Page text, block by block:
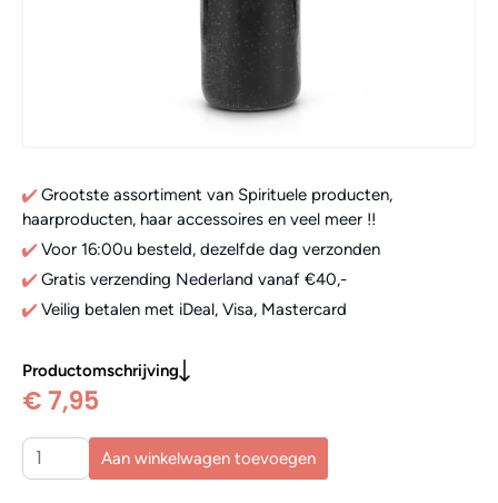
Grootste assortiment van Spirituele producten,
haarproducten, haar accessoires en veel meer !!
Voor 16:00u besteld, dezelfde dag verzonden
Gratis verzending Nederland vanaf €40,-
Veilig betalen met iDeal, Visa, Mastercard
Productomschrijving
€ 7,95
Aan winkelwagen toevoegen